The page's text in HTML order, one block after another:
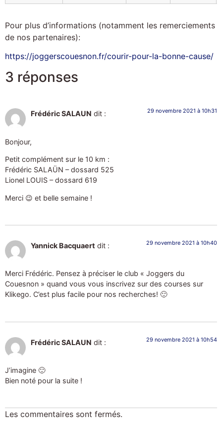
Pour plus d’informations (notamment les remerciements
de nos partenaires):
https://joggerscouesnon.fr/courir-pour-la-bonne-cause/
3 réponses
Frédéric SALAUN dit : 29 novembre 2021 à 10h31
Bonjour,
Petit complément sur le 10 km :
Frédéric SALAÜN – dossard 525
Lionel LOUIS – dossard 619
Merci 😉 et belle semaine !
Yannick Bacquaert dit : 29 novembre 2021 à 10h40
Merci Frédéric. Pensez à préciser le club « Joggers du
Couesnon » quand vous vous inscrivez sur des courses sur
Klikego. C’est plus facile pour nos recherches! 🙂
Frédéric SALAUN dit : 29 novembre 2021 à 10h54
J’imagine 🙂
Bien noté pour la suite !
Les commentaires sont fermés.